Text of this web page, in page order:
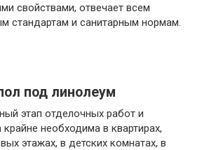
свойствами, отвечает всем
стандартам и санитарным нормам.
под линолеум
этап отделочных работ и
необходима в квартирах,
этажах, в детских комнатах, в